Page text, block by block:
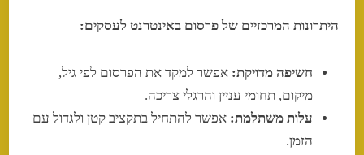
היתרונות המרכזיים של פרסום באינטרנט לעסקים:
חשיפה מדויקת: אפשר למקד את הפרסום לפי גיל,
מיקום, תחומי עניין והרגלי צריכה.
עלות משתלמת: אפשר להתחיל בתקציב קטן ולגדול עם
הזמן.